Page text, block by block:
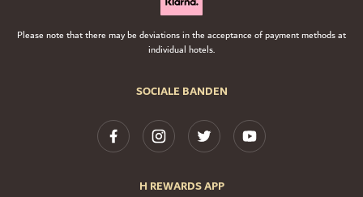
SOCIALE BANDEN
H REWARDS APP
Please note that there may be deviations in the acceptance of payment methods at
individual hotels.